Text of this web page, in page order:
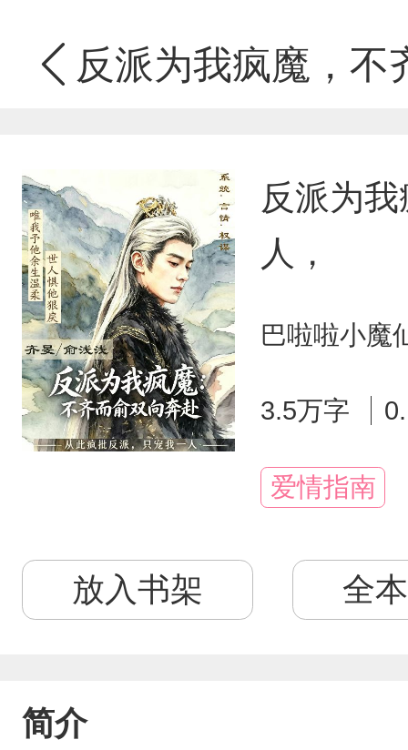
反派为我疯魔，不
反派为
人，
巴啦啦小魔
3.5万字
爱情指南
放入书架 全
简介